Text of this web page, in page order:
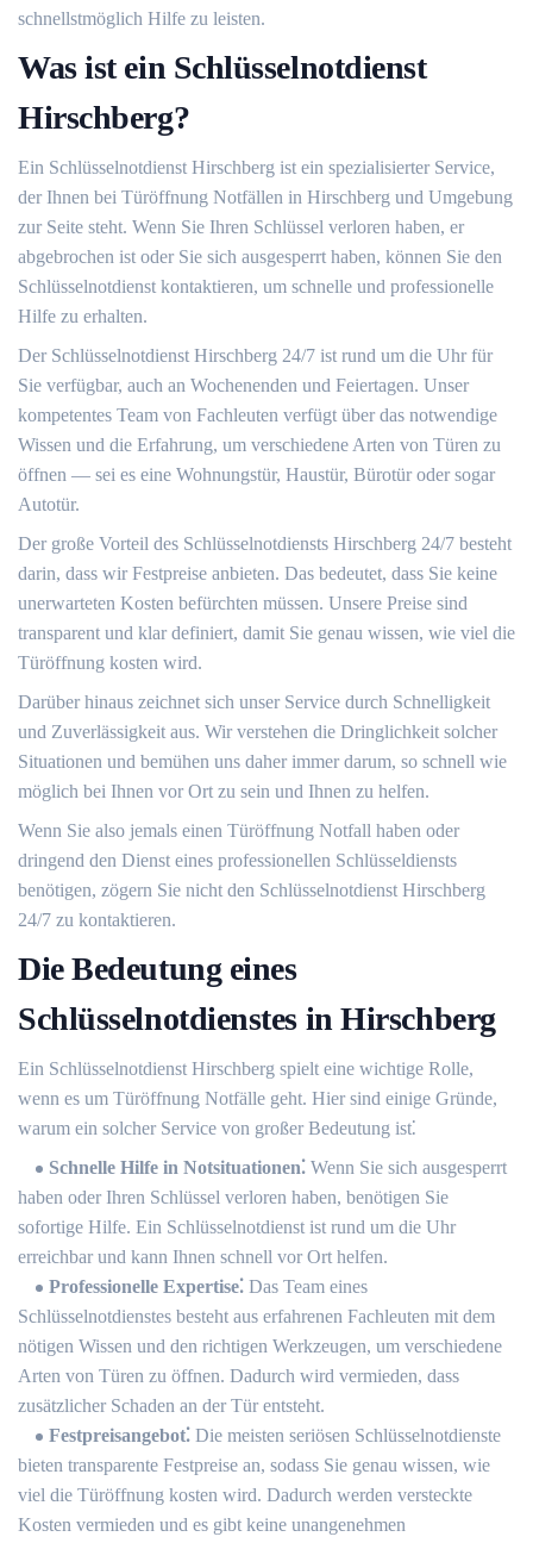
schnellstmöglich Hilfe zu leisten.​
Was ist ein Schlüsselnotdienst
Hirschberg?
Ein Schlüsselnotdienst Hirschberg ist ein spezialisierter Service,
der Ihnen bei Türöffnung Notfällen in Hirschberg und Umgebung
zur Seite steht.​ Wenn Sie Ihren Schlüssel verloren haben, er
abgebrochen ist oder Sie sich ausgesperrt haben, können Sie den
Schlüsselnotdienst kontaktieren, um schnelle und professionelle
Hilfe zu erhalten.​
Der Schlüsselnotdienst Hirschberg 24/7 ist rund um die Uhr für
Sie verfügbar, auch an Wochenenden und Feiertagen.​ Unser
kompetentes Team von Fachleuten verfügt über das notwendige
Wissen und die Erfahrung, um verschiedene Arten von Türen zu
öffnen ― sei es eine Wohnungstür, Haustür, Bürotür oder sogar
Autotür.
Der große Vorteil des Schlüsselnotdiensts Hirschberg 24/7 besteht
darin, dass wir Festpreise anbieten.​ Das bedeutet, dass Sie keine
unerwarteten Kosten befürchten müssen.​ Unsere Preise sind
transparent und klar definiert, damit Sie genau wissen, wie viel die
Türöffnung kosten wird.​
Darüber hinaus zeichnet sich unser Service durch Schnelligkeit
und Zuverlässigkeit aus.​ Wir verstehen die Dringlichkeit solcher
Situationen und bemühen uns daher immer darum, so schnell wie
möglich bei Ihnen vor Ort zu sein und Ihnen zu helfen.​
Wenn Sie also jemals einen Türöffnung Notfall haben oder
dringend den Dienst eines professionellen Schlüsseldiensts
benötigen, zögern Sie nicht den Schlüsselnotdienst Hirschberg
24/7 zu kontaktieren.​
Die Bedeutung eines
Schlüsselnotdienstes in Hirschberg
Ein Schlüsselnotdienst Hirschberg spielt eine wichtige Rolle,
wenn es um Türöffnung Notfälle geht.​ Hier sind einige Gründe,
warum ein solcher Service von großer Bedeutung ist⁚
Schnelle Hilfe in Notsituationen⁚ Wenn Sie sich ausgesperrt
haben oder Ihren Schlüssel verloren haben, benötigen Sie
sofortige Hilfe.​ Ein Schlüsselnotdienst ist rund um die Uhr
erreichbar und kann Ihnen schnell vor Ort helfen.
Professionelle Expertise⁚ Das Team eines
Schlüsselnotdienstes besteht aus erfahrenen Fachleuten mit dem
nötigen Wissen und den richtigen Werkzeugen, um verschiedene
Arten von Türen zu öffnen.​ Dadurch wird vermieden, dass
zusätzlicher Schaden an der Tür entsteht.​
Festpreisangebot⁚ Die meisten seriösen Schlüsselnotdienste
bieten transparente Festpreise an, sodass Sie genau wissen, wie
viel die Türöffnung kosten wird.​ Dadurch werden versteckte
Kosten vermieden und es gibt keine unangenehmen